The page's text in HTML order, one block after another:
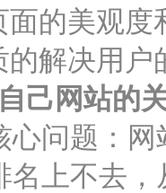
美观度
的解决用
己网站的
题：网
名上不去